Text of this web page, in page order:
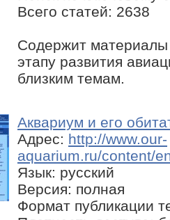
Всего статей: 2638
Содержит
этапу развития
близким темам.
Аквариум и его
Адрес: http://www.our-
aquarium.ru/content/
Язык: русский
Версия: полная
Формат публикации